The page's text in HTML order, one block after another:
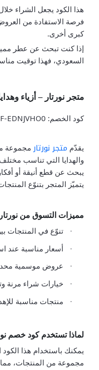
هذا الكود يجعل الشراء
فرصة الاستفادة من
كبرى أخرى.
إذا كنت تبحث عن عطر
السعودي، فهذا توقيت
متجر نورتار – أزياء
كود الخصم: F-EDNJVHO0
يقدّم متجر نورتار مجموعة
والهدايا التي تناسب
يبحث عن قطع أنيقة أو
يتميّز المتجر بتنوّع
مميزات التسوق من نورتار
· تنوّع في المنتجات بين
· أسعار مناسبة عند
· عروض موسمية
· خيارات شراء مرنة
· منتجات مناسبة
لماذا تستخدم كود خصم
يمكنك باستخدام هذا
مجموعة من المنتجات، مما